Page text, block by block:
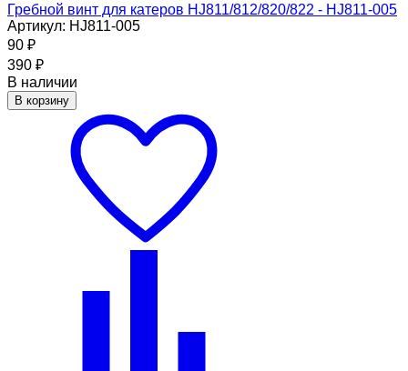
Гребной винт для катеров HJ811/812/820/822 - HJ811-005
Артикул: HJ811-005
90 ₽
390 ₽
В наличии
В корзину